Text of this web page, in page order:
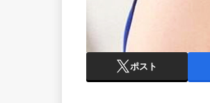
ポスト